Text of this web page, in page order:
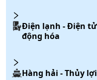
Điện lạnh - Điện tử
động hóa
Hàng hải - Thủy